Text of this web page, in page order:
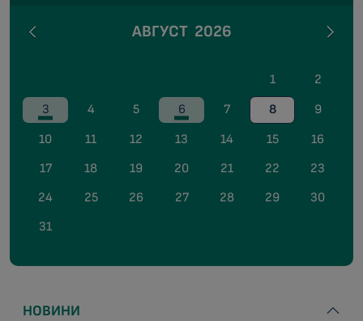
АВГУСТ 2026
1
2
3
4 5 6 7 8
9
10
11 12 13 14 15
16
17
18 19 20 21 22
23
24
25 26 27 28 29
30
31
НОВИНИ